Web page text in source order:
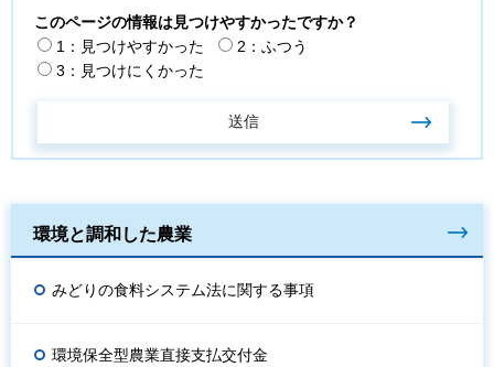
このページの情報は見つけやすかったですか？
1：見つけやすかった
2：ふつう
3：見つけにくかった
環境と調和した農業
みどりの食料システム法に関する事項
環境保全型農業直接支払交付金